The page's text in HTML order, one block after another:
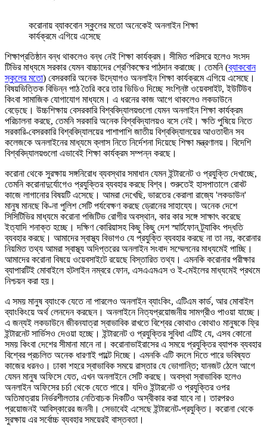
করোনায় ব্যাকবোন স্কুলের মতো অনেকেই অনলাইন শিক্ষা
কার্যক্রমে এগিয়ে এসেছে
শিক্ষাপ্রতিষ্ঠান বন্ধ থাকলেও বন্ধ নেই শিক্ষা কার্যক্রম। সীমিত পরিসরে হলেও সংসদ
টিভির মাধ্যমে সরকার যেমন বাচ্চাদের শ্রেণিকক্ষের পাঠদান করাচ্ছে। তেমনি (ব্যাকবোন
স্কুলের মতো) বেসরকারি অনেক উদ্যোগও অনলাইন শিক্ষা কার্যক্রমে এগিয়ে এসেছে।
বিষয়ভিত্তিক বিভিন্ন পাঠ তৈরি করে তার ভিডিও দিচ্ছে সংশ্নিষ্ট ওয়েবসাইট, ইউটিউব
কিংবা সামাজিক যোগাযোগ মাধ্যমে। এ ধরনের কাজ আগে থাকলেও লকডাউনে
বেড়েছে। উচ্চশিক্ষায় বেসরকারি বিশ্ববিদ্যালয়গুলো যেমন অনলাইন শিক্ষা কার্যক্রম
পরিচালনা করছে, তেমনি সরকারি অনেক বিশ্ববিদ্যালয়ও বসে নেই। ক্ষতি পুষিয়ে নিতে
সরকারি-বেসরকারি বিশ্ববিদ্যালয়ের পাশাপাশি জাতীয় বিশ্ববিদ্যালয়ের আওতাধীন সব
কলেজকে অনলাইনের মাধ্যমে ক্লাস নিতে নির্দেশনা দিয়েছে শিক্ষা মন্ত্রণালয়। বিদেশি
বিশ্ববিদ্যালয়গুলো এভাবেই শিক্ষা কার্যক্রম সম্পন্ন করছে।
করোনা থেকে সুরক্ষায় সঙ্গনিরোধ ব্যবস্থার সমাধান যেমন ইন্টারনেট ও প্রযুক্তি দেখাচ্ছে,
তেমনি করোনাদুর্যোগেও প্রযুক্তির ব্যবহার করছে বিশ্ব। শুরুতেই হাসপাতালে রোবট
কাজে লাগানোর বিষয়টি এসেছে। আমরা দেখেছি, ভারতের কেরালা রাজ্যে 'লকডাউন'
মানুষ মানছে কি-না পুলিশ সেটি পর্যবেক্ষণ করছে ড্রোনের সাহায্যে। অনেক দেশে
সিসিটিভির মাধ্যমে করোনা পজিটিভ রোগীর অবস্থান, কার কার সঙ্গে সাক্ষাৎ করেছে
ইত্যাদি শনাক্ত হচ্ছে। দক্ষিণ কোরিয়াসহ কিছু কিছু দেশ স্মার্টফোন ট্র্যাকিং পদ্ধতি
ব্যবহার করছে। আমাদের স্বাস্থ্য বিভাগও যে প্রযুক্তি ব্যবহার করছে না তা নয়, করোনার
নিয়মিত তথ্য আমরা স্বাস্থ্য অদিপ্তরের অনলাইন সংবাদ সম্মেলনের মাধ্যমেই পাচ্ছি।
আমাদের করোনা বিষয়ে ওয়েবসাইটে রয়েছে বিস্তারিত তথ্য। এমনকি করোনার পরীক্ষার
ব্যাপারটিই মোবাইলে হটলাইন নম্বরে ফোন, এসএএমএস ও ই-মেইলের মাধ্যমেই প্রথমে
নিশ্চয়ন করা হয়।
এ সময় মানুষ ব্যাংকে যেতে না পারলেও অনলাইন ব্যাংকিং, এটিএম কার্ড, আর মোবাইল
ব্যাংকিংয়ে অর্থ লেনদেন করছেন। অনলাইনে নিত্যপ্রয়োজনীয় সামগ্রীও পাওয়া যাচ্ছে।
এ জন্যই লকডাউনে জীবনযাত্রা স্বাভাবিক রাখতে বিশ্বের কোথাও কোথাও মানুষকে ফ্রি
ইন্টারনেট সার্ভিসও দেওয়া হচ্ছে। ইন্টারনেট ও প্রযুক্তির সুবিধা এটিই যে, এসব কোনো
সময় কিংবা দেশের সীমানা মানে না। করোনাভাইরাসের এ সময়ে প্রযুক্তির ব্যাপক ব্যবহার
বিশ্বের প্রচলিত অনেক ধারণাই পাল্টে দিচ্ছে। এমনকি এটি বদলে দিতে পারে ভবিষ্যত
কাজের ধরনও। ঢাকা শহরে স্বাভাবিক সময়ে রাস্তার যে ভোগান্তি; যানজট ঠেলে আগে
যেমন মানুষ অফিসে যেত, এখন অনলাইনে সেটি করছে। অবস্থা স্বাভাবিক হলেও
অনলাইন অফিসের চর্চা থেকে যেতে পারে। যদিও ইন্টারনেট ও প্রযুক্তির ওপর
অতিমাত্রায় নির্ভরশীলতার নেতিবাচক দিকটিও অস্বীকার করা যাবে না। তারপরও
প্রয়োজনই আবিস্কারের জননী। সেভাবেই এসেছে ইন্টারনেট-প্রযুক্তি। করোনা থেকে
সুরক্ষায় এর সর্বোচ্চ ব্যবহার সময়েরই বাস্তবতা।